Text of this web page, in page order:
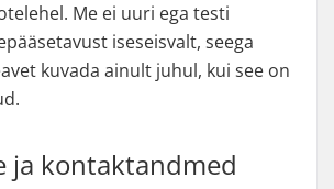
Me ei uuri ega testi
iseseisvalt, seega
kuvada ainult juhul, kui see on
ja kontaktandmed